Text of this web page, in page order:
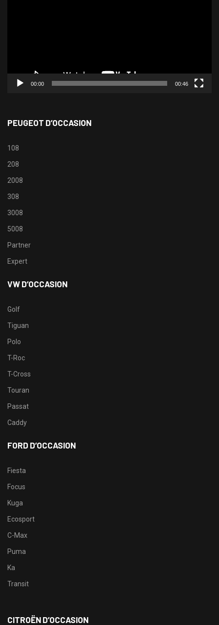
00:00 00:46
PEUGEOT D’OCCASION
108
208
2008
308
3008
5008
Partner
Expert
VW D’OCCASION
Golf
Tiguan
Polo
T-Roc
T-Cross
Touran
Passat
Caddy
FORD D’OCCASION
Fiesta
Focus
Kuga
Ecosport
C-Max
Puma
Ka
Transit
CITROËN D’OCCASION